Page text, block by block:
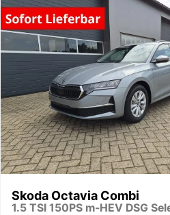
Skoda Octavia Combi